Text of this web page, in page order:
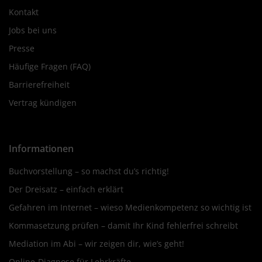
Kontakt
Jobs bei uns
Presse
Häufige Fragen (FAQ)
Barrierefreiheit
Vertrag kündigen
Informationen
Buchvorstellung – so machst du’s richtig!
Der Dreisatz – einfach erklärt
Gefahren im Internet – wieso Medienkompetenz so wichtig ist
Kommasetzung prüfen – damit Ihr Kind fehlerfrei schreibt
Mediation im Abi – wir zeigen dir, wie’s geht!